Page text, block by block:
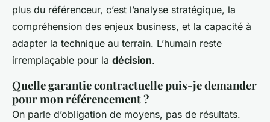
plus du référenceur, c’est l’analyse stratégique, la
compréhension des enjeux business, et la capacité à
adapter la technique au terrain. L’humain reste
irremplaçable pour la décision.
Quelle garantie contractuelle puis-je demander
pour mon référencement ?
On parle d’obligation de moyens, pas de résultats.